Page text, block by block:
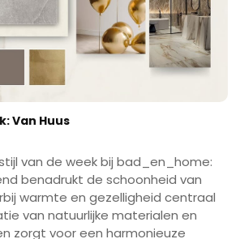
Van Huus
van de week bij bad_en_home:
benadrukt de schoonheid van
warmte en gezelligheid centraal
van natuurlijke materialen en
zorgt voor een harmonieuze